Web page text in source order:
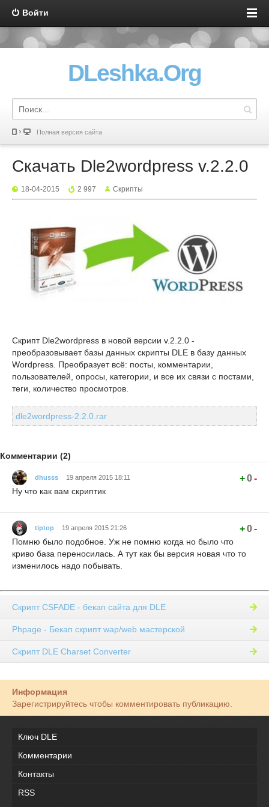
Войти
DLeshka.Org
Полная версия сайта
Скачать Dle2wordpress v.2.2.0
18-04-2015 2 997 Скрипты
Скрипт Dle2wordpress в новой версии v.2.2.0 -
преобразовывает базы данных скрипты DLE в базу данных
Wordpress. Преобразует всё: посты, комментарии,
пользователей, опросы, категории, и все их связи с постами,
теги, количество просмотров.
dle2wordpress-2.2.0.rar
Комментарии (2)
dhusss 19 апреля 2015 18:11 +0-
Ну что как вам скриптик
tiptop 19 апреля 2015 21:26 +0-
Помню было подобное. Уж не помню когда но было что
криво база переносилась. А тут как бы версия новая что то
изменилось надо побывать.
Скрипт CSFADE - бекап сайта для DLE
Phpage - Бекап скрипт wap/web мастерской
Скрипт DLE Charset Converter
Информация
Зарегистрируйтесь чтобы комментировать публикацию.
Ключ DLE
Комментарии
Контакты
RSS